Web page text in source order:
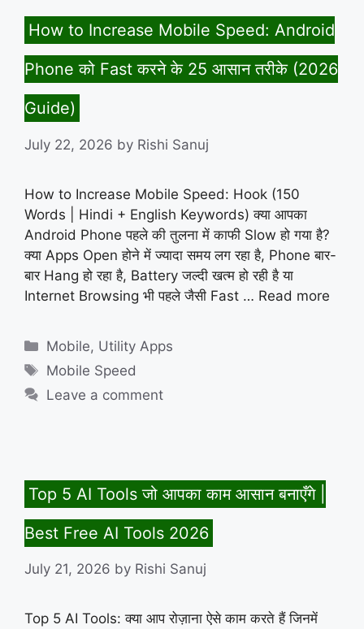
How to Increase Mobile Speed: Android
Phone को Fast करने के 25 आसान तरीके (2026
Guide)
July 22, 2026 by Rishi Sanuj
How to Increase Mobile Speed: Hook (150
Words | Hindi + English Keywords) क्या आपका
Android Phone पहले की तुलना में काफी Slow हो गया है?
क्या Apps Open होने में ज्यादा समय लग रहा है, Phone बार-
बार Hang हो रहा है, Battery जल्दी खत्म हो रही है या
Internet Browsing भी पहले जैसी Fast … Read more
Categories
Mobile, Utility Apps
Tags
Mobile Speed
Leave a comment
Top 5 AI Tools जो आपका काम आसान बनाएँगे |
Best Free AI Tools 2026
July 21, 2026 by Rishi Sanuj
Top 5 AI Tools: क्या आप रोज़ाना ऐसे काम करते हैं जिनमें